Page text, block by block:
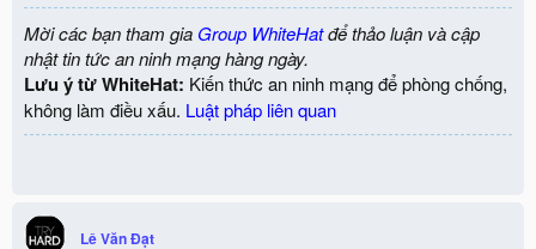
Mời các bạn tham gia Group WhiteHatđể thảo luận và cập
nhật tin tức an ninh mạng hàng ngày.
Lưu ý từ WhiteHat: Kiến thức an ninh mạng để phòng chống,
không làm điều xấu. Luật pháp liên quan
Lê Văn Đạt